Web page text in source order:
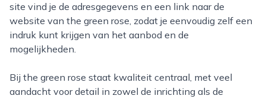
site vind je de adresgegevens en een link naar de
website van the green rose, zodat je eenvoudig zelf een
indruk kunt krijgen van het aanbod en de
mogelijkheden.
Bij the green rose staat kwaliteit centraal, met veel
aandacht voor detail in zowel de inrichting als de